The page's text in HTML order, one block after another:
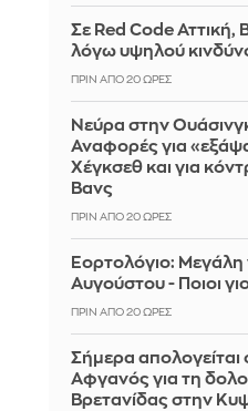
Σε Red Code Αττική,
λόγω υψηλού
ΠΡΙΝ ΑΠΌ 20 ΏΡΕΣ
Νεύρα στην
Αναφορές για
Χέγκσεθ και για
Βανς
ΠΡΙΝ ΑΠΌ 20 ΏΡΕΣ
Εορτολόγιο: Μεγάλη
Αυγούστου - Ποιοι
ΠΡΙΝ ΑΠΌ 20 ΏΡΕΣ
Σήμερα απολογείται
Αφγανός για τη
Βρετανίδας στην